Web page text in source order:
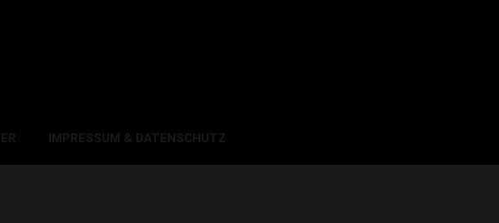
IMPRESSUM & DATENSCHUTZ